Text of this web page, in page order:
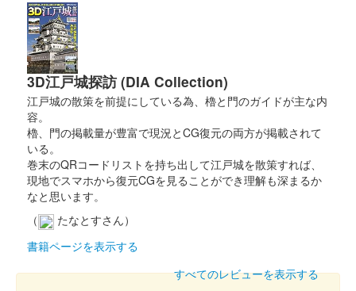
ョン）
正月限定版。菊花紋が金色で押されている。
八幡山城 記念御朱印 令和2年秋限定 もみじ
販売終了
八幡山城 記念御朱印
八幡山城 記念御朱印
3D江戸城探訪 (DIA Collection)
江戸城の散策を前提にしている為、櫓と門のガイドが主な内
容。
櫓、門の掲載量が豊富で現況とCG復元の両方が掲載されて
いる。
巻末のQRコードリストを持ち出して江戸城を散策すれば、
現地でスマホから復元CGを見ることができ理解も深まるか
なと思います。
（
たなとすさん）
書籍ページを表示する
すべてのレビューを表示する